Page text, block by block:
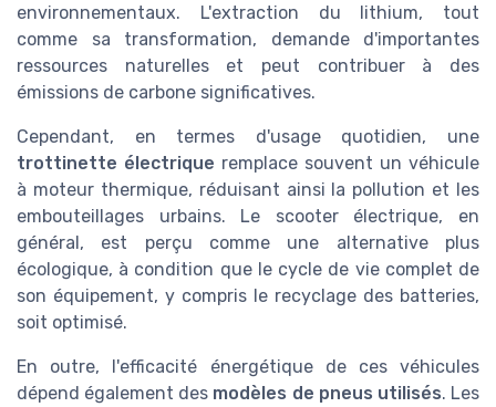
environnementaux. L'extraction du lithium, tout
comme sa transformation, demande d'importantes
ressources naturelles et peut contribuer à des
émissions de carbone significatives.
Cependant, en termes d'usage quotidien, une
trottinette électrique remplace souvent un véhicule
à moteur thermique, réduisant ainsi la pollution et les
embouteillages urbains. Le scooter électrique, en
général, est perçu comme une alternative plus
écologique, à condition que le cycle de vie complet de
son équipement, y compris le recyclage des batteries,
soit optimisé.
En outre, l'efficacité énergétique de ces véhicules
dépend également des modèles de pneus utilisés. Les